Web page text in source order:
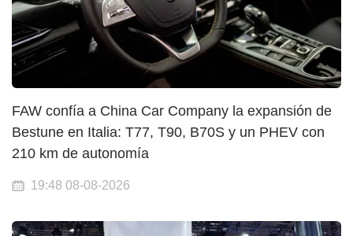
FAW confía a China Car Company la expansión de
Bestune en Italia: T77, T90, B70S y un PHEV con
210 km de autonomía
19:48 08-08-2026